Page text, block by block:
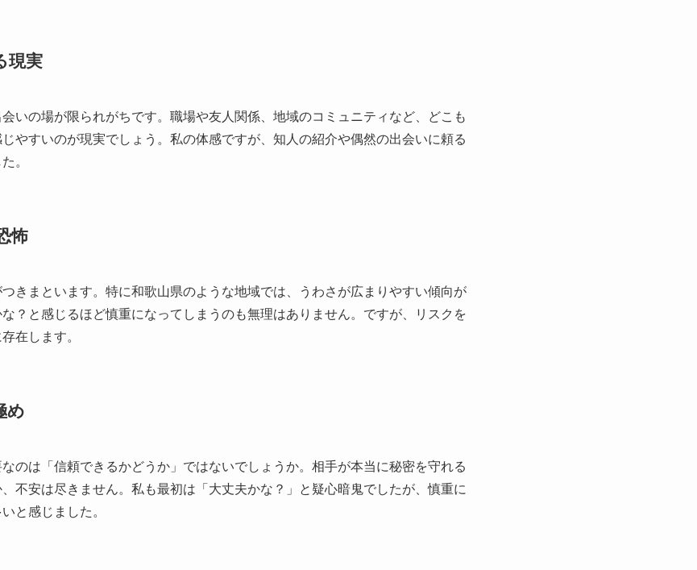
現実
いの場が限られがちです。職場や友人関係、地域のコミュニティなど、どこも
やすいのが現実でしょう。私の体感ですが、知人の紹介や偶然の出会いに頼る
。
怖
きまといます。特に和歌山県のような地域では、うわさが広まりやすい傾向が
？と感じるほど慎重になってしまうのも無理はありません。ですが、リスクを
在します。
め
のは「信頼できるかどうか」ではないでしょうか。相手が本当に秘密を守れる
不安は尽きません。私も最初は「大丈夫かな？」と疑心暗鬼でしたが、慎重に
と感じました。